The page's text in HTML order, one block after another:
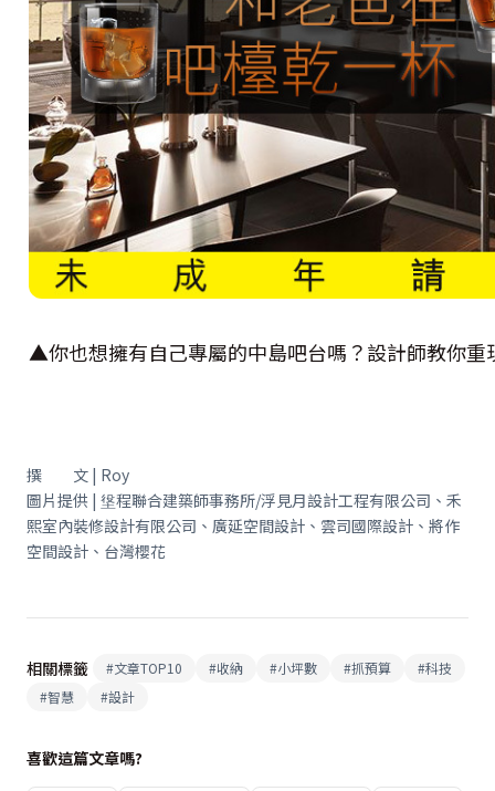
▲你也想擁有自己專屬的中島吧台嗎？設計師教你重
撰 文 | Roy
圖片提供 | 垼程聯合建築師事務所/浮見月設計工程有限公司、禾
熙室內裝修設計有限公司、廣延空間設計、雲司國際設計、將作
空間設計、台灣櫻花
相關標籤 #文章TOP10 #收納 #小坪數 #抓預算 #科技
#智慧 #設計
喜歡這篇文章嗎?